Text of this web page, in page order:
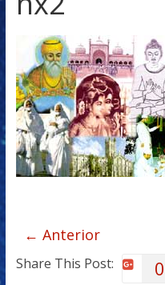
← Anterior
Share This Post: 0